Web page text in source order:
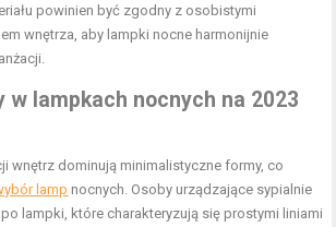
powinien być zgodny z osobistymi
wnętrza, aby lampki nocne harmonijnie
w lampkach nocnych na 2023
wnętrz dominują minimalistyczne formy, co
lamp nocnych. Osoby urządzające sypialnie
lampki, które charakteryzują się prostymi liniami